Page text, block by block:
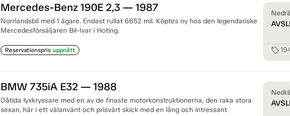
Mercedes-Benz 190E 2,3 — 1987
Norrlandsbil med 1 ägare. Endast rullat 6652 mil. Köptes ny hos den legendariske
Mercedesförsäljaren Bil-Ivar i Hoting.
Reservationspris uppnått sell
BMW 735iA E32 — 1988
Dåtida lyxkryssare med en av de finaste motorkonstruktionerna, den raka stora
sexan, här i ett välanvänt och prisvärt skick med en lång och intressant